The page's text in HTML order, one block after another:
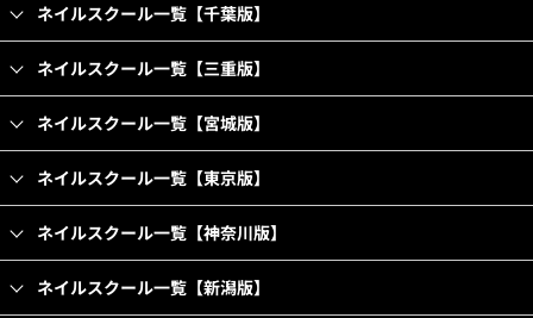
ネイルスクール一覧【千葉版】
ネイルスクール一覧【三重版】
ネイルスクール一覧【宮城版】
ネイルスクール一覧【東京版】
ネイルスクール一覧【神奈川版】
ネイルスクール一覧【新潟版】